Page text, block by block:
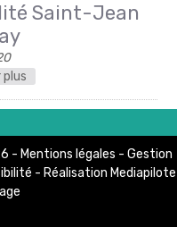
Kerjean
Cedex
Saint-Jean
plus
- Mentions légales - Gestion
- Réalisation Mediapilote